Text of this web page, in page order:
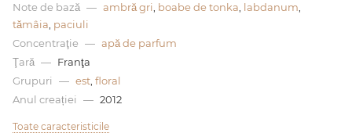
Note de bază — ambră gri boabe de tonka labdanum
tămâia paciuli
Concentraţie — apă de parfum
Ţară — Franţa
Grupuri
— est floral
Anul creației
— 2012
Toate caracteristicile